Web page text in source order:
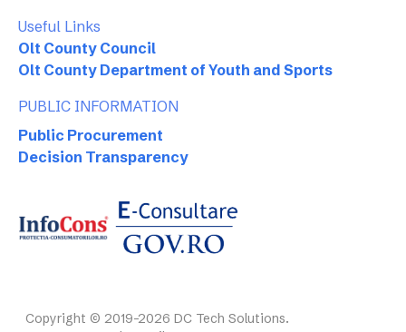
Useful Links
Olt County Council
Olt County Department of Youth and Sports
PUBLIC INFORMATION
Public Procurement
Decision Transparency
Copyright © 2019-2026 DC Tech Solutions.